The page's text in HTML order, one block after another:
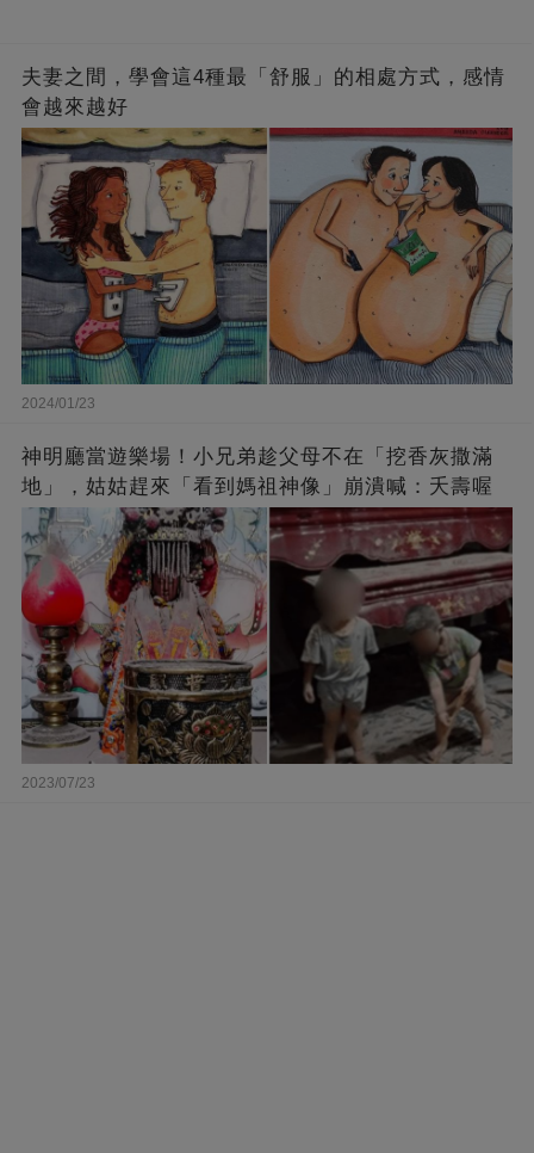
夫妻之間，學會這4種最「舒服」的相處方式，感情
會越來越好
2024/01/23
神明廳當遊樂場！小兄弟趁父母不在「挖香灰撒滿
地」，姑姑趕來「看到媽祖神像」崩潰喊：夭壽喔
2023/07/23